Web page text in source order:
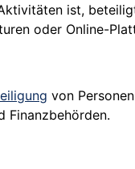
ist,
oder Online-
von
Finanzbehörden.